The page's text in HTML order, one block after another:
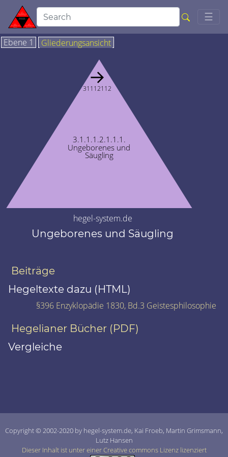
☰
Ebene 1 Gliederungsansicht
3.1.1.1.2.1.1.1.
Ungeborenes und
Säugling
→
31112112
hegel-system.de
Ungeborenes und Säugling
Beiträge
Hegeltexte dazu (HTML)
§396 Enzyklopädie 1830, Bd.3 Geistesphilosophie
Hegelianer Bücher (PDF)
Vergleiche
Copyright © 2002-2020 by hegel-system.de, Kai Froeb, Martin Grimsmann,
Lutz Hansen
Dieser Inhalt ist unter einer Creative commons Lizenz lizenziert